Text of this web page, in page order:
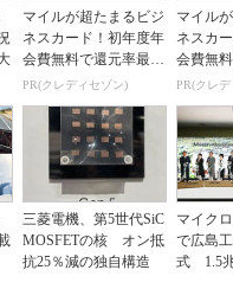
マイルが超たまるビジ
ネスカード！初年度年
会費無料で還元率最大
1.125%
PR(クレディセゾン)
マイル
ネスカ
会費無
1.125%
PR(クレ
三菱電機、第5世代SiC
MOSFETの核 オン抵
抗25％減の独自構造
マイク
で広島
式 1.5